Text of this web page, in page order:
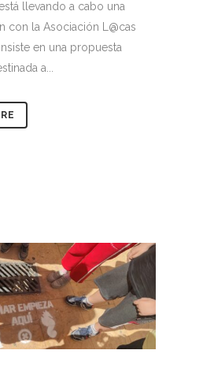
llevando a cabo una
con la Asociación L@cas
en una propuesta
a...